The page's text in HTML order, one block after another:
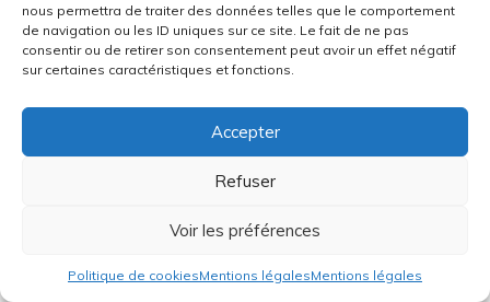
nous permettra de traiter des données telles que le comportement
de navigation ou les ID uniques sur ce site. Le fait de ne pas
consentir ou de retirer son consentement peut avoir un effet négatif
sur certaines caractéristiques et fonctions.
Accepter
Refuser
Voir les préférences
Politique de cookiesMentions légalesMentions légales
Stands et ateliers sur le numérique réalisés à
Paris et en visio pour 200 collaborateurs
Lire l’article